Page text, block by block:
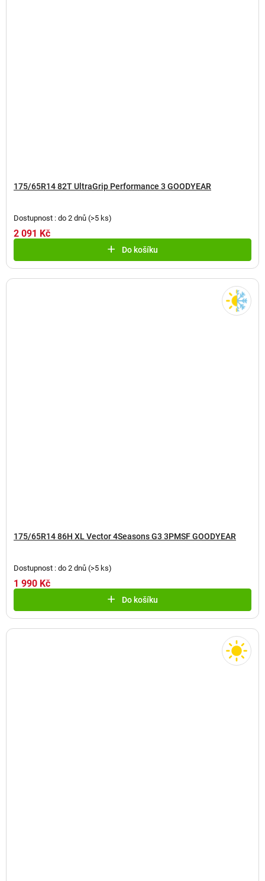
175/65R14 82T UltraGrip Performance 3 GOODYEAR
Dostupnost : do 2 dnů (>5 ks)
2 091 Kč
Do košíku
175/65R14 86H XL Vector 4Seasons G3 3PMSF GOODYEAR
Dostupnost : do 2 dnů (>5 ks)
1 990 Kč
Do košíku